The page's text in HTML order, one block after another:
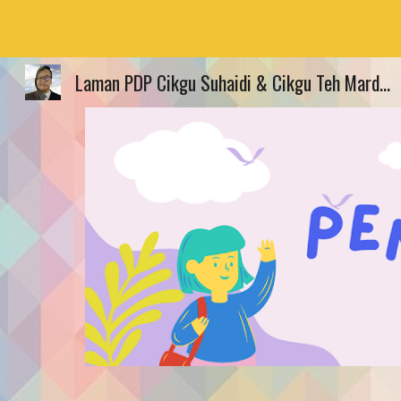
Laman PDP Cikgu Suhaidi & Cikgu Teh Mardiana